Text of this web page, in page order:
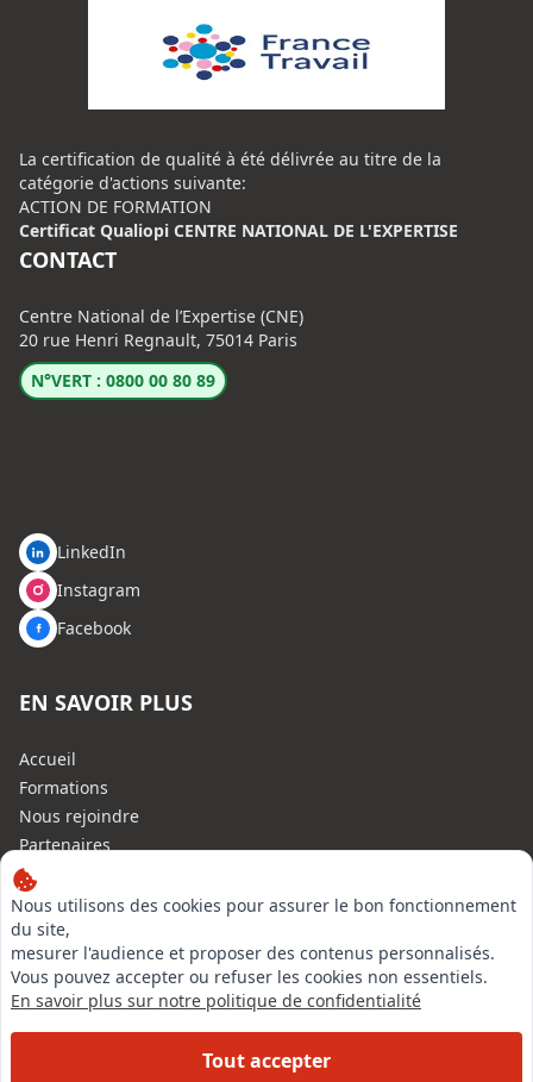
Nous utilisons des cookies pour assurer le bon fonctionnement
du site,
mesurer l'audience et proposer des contenus personnalisés.
Vous pouvez accepter ou refuser les cookies non essentiels.
En savoir plus sur notre politique de confidentialité
Tout accepter
La certification de qualité à été délivrée au titre de la
catégorie d'actions suivante:
ACTION DE FORMATION
Certificat Qualiopi CENTRE NATIONAL DE L'EXPERTISE
CONTACT
Centre National de l’Expertise (CNE)
20 rue Henri Regnault, 75014 Paris
N°VERT : 0800 00 80 89
LinkedIn
Instagram
Facebook
EN SAVOIR PLUS
Accueil
Formations
Nous rejoindre
Partenaires
Autres missions
Le C.N.E.
Membre IVSC
Logiciel
L’Expert
Tarifs
Experts Immobiliers par régions